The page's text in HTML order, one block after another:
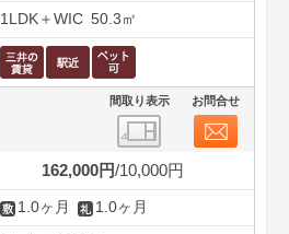
1LDK＋WIC 50.3㎡
間取り表示 お問合せ
162,000円 10,000円
1.0ヶ月 1.0ヶ月